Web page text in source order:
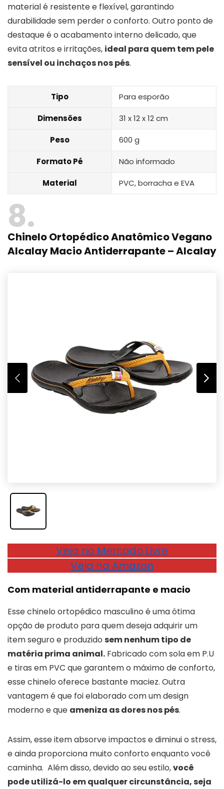
material é resistente e flexível, garantindo
durabilidade sem perder o conforto. Outro ponto de
destaque é o acabamento interno delicado, que
evita atritos e irritações, ideal para quem tem pele
sensível ou inchaços nos pés.
Tipo Para esporão
Dimensões 31 x 12 x 12 cm
Peso 600 g
Formato Pé Não informado
Material PVC, borracha e EVA
8
Chinelo Ortopédico Anatômico Vegano
Alcalay Macio Antiderrapante – Alcalay
Veja no Mercado Livre
Veja na Amazon
Com material antiderrapante e macio
Esse chinelo ortopédico masculino é uma ótima
opção de produto para quem deseja adquirir um
item seguro e produzido sem nenhum tipo de
matéria prima animal. Fabricado com sola em P.U
e tiras em PVC que garantem o máximo de conforto,
esse chinelo oferece bastante maciez. Outra
vantagem é que foi elaborado com um design
moderno e que ameniza as dores nos pés.
Assim, esse item absorve impactos e diminui o stress,
e ainda proporciona muito conforto enquanto você
caminha. Além disso, devido ao seu estilo,você
pode utilizá-lo em qualquer circunstância, seja